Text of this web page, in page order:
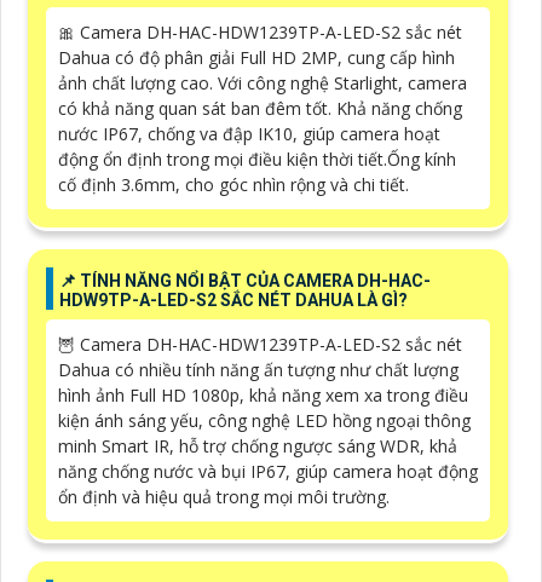
🎀 Camera DH-HAC-HDW1239TP-A-LED-S2 sắc nét
Dahua có độ phân giải Full HD 2MP, cung cấp hình
ảnh chất lượng cao. Với công nghệ Starlight, camera
có khả năng quan sát ban đêm tốt. Khả năng chống
nước IP67, chống va đập IK10, giúp camera hoạt
động ổn định trong mọi điều kiện thời tiết.Ống kính
cố định 3.6mm, cho góc nhìn rộng và chi tiết.
📌 TÍNH NĂNG NỔI BẬT CỦA CAMERA DH-HAC-
HDW9TP-A-LED-S2 SẮC NÉT DAHUA LÀ GÌ?
🦉 Camera DH-HAC-HDW1239TP-A-LED-S2 sắc nét
Dahua có nhiều tính năng ấn tượng như chất lượng
hình ảnh Full HD 1080p, khả năng xem xa trong điều
kiện ánh sáng yếu, công nghệ LED hồng ngoại thông
minh Smart IR, hỗ trợ chống ngược sáng WDR, khả
năng chống nước và bụi IP67, giúp camera hoạt động
ổn định và hiệu quả trong mọi môi trường.